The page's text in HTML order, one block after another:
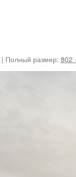
| Полный размер: 802